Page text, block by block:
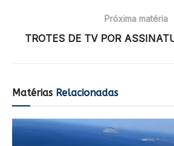
Próxima matéria
TROTES DE TV POR
Matérias Relacionadas